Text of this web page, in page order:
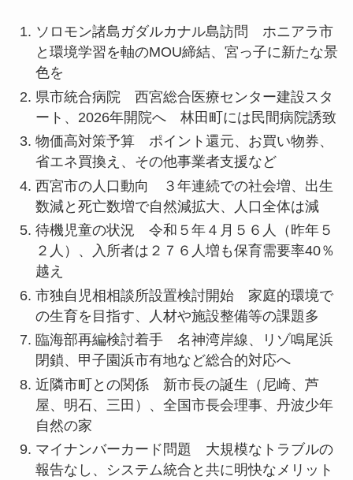
ソロモン諸島ガダルカナル島訪問 ホニアラ市
と環境学習を軸のMOU締結、宮っ子に新たな景
色を
県市統合病院 西宮総合医療センター建設スタ
ート、2026年開院へ 林田町には民間病院誘致
物価高対策予算 ポイント還元、お買い物券、
省エネ買換え、その他事業者支援など
西宮市の人口動向 ３年連続での社会増、出生
数減と死亡数増で自然減拡大、人口全体は減
待機児童の状況 令和５年４月５６人（昨年５
２人）、入所者は２７６人増も保育需要率40％
越え
市独自児相相談所設置検討開始 家庭的環境で
の生育を目指す、人材や施設整備等の課題多
臨海部再編検討着手 名神湾岸線、リゾ鳴尾浜
閉鎖、甲子園浜市有地など総合的対応へ
近隣市町との関係 新市長の誕生（尼崎、芦
屋、明石、三田）、全国市長会理事、丹波少年
自然の家
マイナンバーカード問題 大規模なトラブルの
報告なし、システム統合と共に明快なメリット